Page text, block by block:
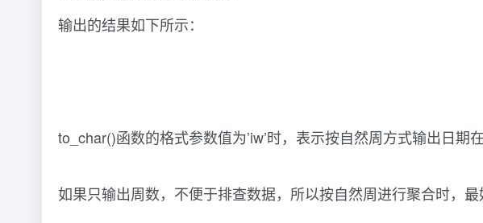
输出的结果如下所示：
to_char()函数的格式参数值为’iw’时，表示按自然周方式输出日
如果只输出周数，不便于排查数据，所以按自然周进行聚合时，